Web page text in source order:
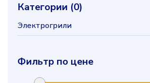
Категории (0)
Электрогрили
Фильтр по цене